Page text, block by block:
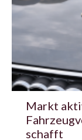
Markt
schafft